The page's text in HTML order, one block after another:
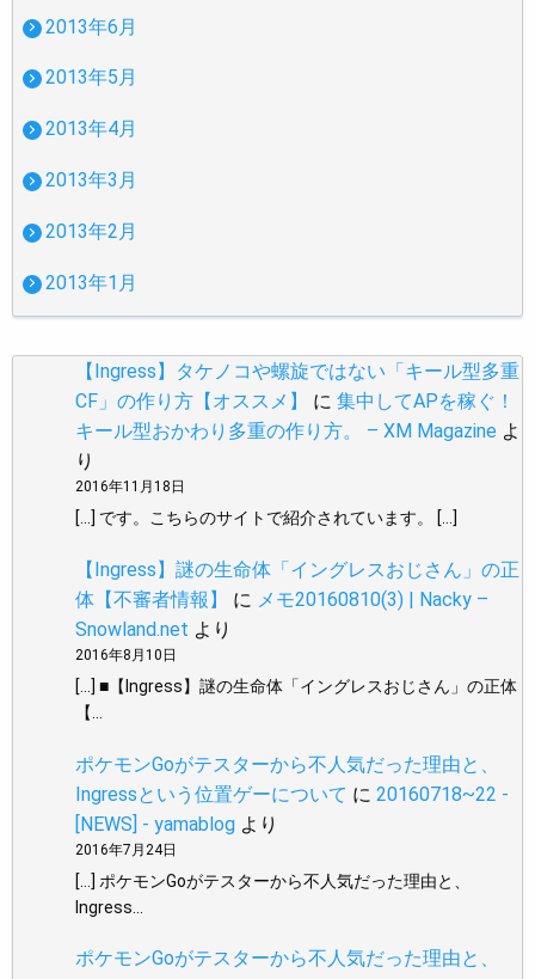
2013年6月
2013年5月
2013年4月
2013年3月
2013年2月
2013年1月
【Ingress】タケノコや螺旋ではない「キール型多重
CF」の作り方【オススメ】
に 集中してAPを稼ぐ！
キール型おかわり多重の作り方。 – XM Magazine よ
り
2016年11月18日
[…] です。こちらのサイトで紹介されています。 […]
【Ingress】謎の生命体「イングレスおじさん」の正
体【不審者情報】
に メモ20160810(3) | Nacky –
Snowland.net より
2016年8月10日
[…] ■【Ingress】謎の生命体「イングレスおじさん」の正体
【…
ポケモンGoがテスターから不人気だった理由と、
Ingressという位置ゲーについて に 20160718~22 -
[NEWS] - yamablog より
2016年7月24日
[…] ポケモンGoがテスターから不人気だった理由と、
Ingress…
ポケモンGoがテスターから不人気だった理由と、